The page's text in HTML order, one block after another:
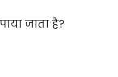
जाता है?